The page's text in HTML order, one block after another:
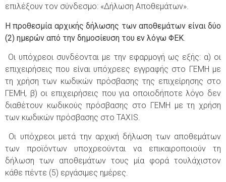
επιλέξουν τον σύνδεσμο: «Δήλωση Αποθεμάτων».
Η προθεσμία αρχικής δήλωσης των αποθεμάτων είναι δύο
(2) ημερών από την δημοσίευση του εν λόγω ΦΕΚ
Οι υπόχρεοι συνδέονται με την εφαρμογή ως εξής: α) οι
επιχειρήσεις που είναι υπόχρεες εγγραφής στο ΓΕΜΗ με
τη χρήση των κωδικών πρόσβασης της επιχείρησης στο
ΓΕΜΗ, β) οι επιχειρήσεις που για οποιοδήποτε λόγο δεν
διαθέτουν κωδικούς πρόσβασης στο ΓΕΜΗ με τη χρήση
των κωδικών πρόσβασης στο TAXIS.
Οι υπόχρεοι μετά την αρχική δήλωση των αποθεμάτων
των προϊόντων υποχρεούνται να επικαιροποιούν τη
δήλωση των αποθεμάτων τους μία φορά τουλάχιστον
κάθε πέντε (5) εργάσιμες ημέρες.